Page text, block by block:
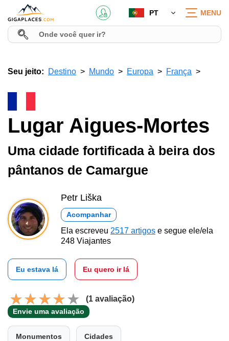
PT MENU
Seu jeito: Destino Mundo Europa França
Lugar Aigues-Mortes
Uma cidade fortificada à beira dos
pântanos de Camargue
Petr Liška
Acompanhar
Ela escreveu 2517 artigos e segue ele/ela
248 Viajantes
Eu estava lá Eu quero ir lá
(1 avaliação)
Envie uma avaliação
Monumentos Cidades